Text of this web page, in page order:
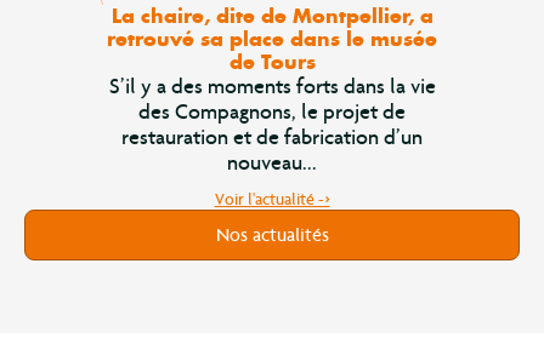
La chaire, dite de Montpellier, a
retrouvé sa place dans le musée
de Tours
S’il y a des moments forts dans la vie
des Compagnons, le projet de
restauration et de fabrication d’un
nouveau...
Voir l'actualité ->
Nos actualités